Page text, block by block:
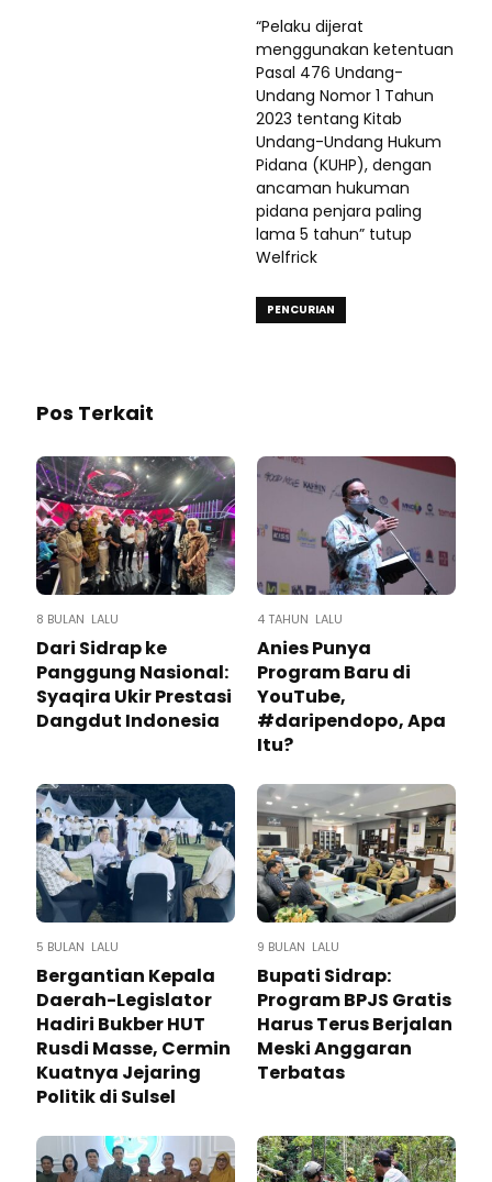
“Pelaku dijerat
menggunakan ketentuan
Pasal 476 Undang-
Undang Nomor 1 Tahun
2023 tentang Kitab
Undang-Undang Hukum
Pidana (KUHP), dengan
ancaman hukuman
pidana penjara paling
lama 5 tahun” tutup
Welfrick
PENCURIAN
Pos Terkait
8 BULAN LALU
Dari Sidrap ke
Panggung Nasional:
Syaqira Ukir Prestasi
Dangdut Indonesia
4 TAHUN LALU
Anies Punya
Program Baru di
YouTube,
#daripendopo, Apa
Itu?
5 BULAN LALU
Bergantian Kepala
Daerah-Legislator
Hadiri Bukber HUT
Rusdi Masse, Cermin
Kuatnya Jejaring
Politik di Sulsel
9 BULAN LALU
Bupati Sidrap:
Program BPJS Gratis
Harus Terus Berjalan
Meski Anggaran
Terbatas